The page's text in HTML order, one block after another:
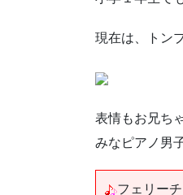
現在は、トン
表情もお兄ち
みなピアノ男
フェリー